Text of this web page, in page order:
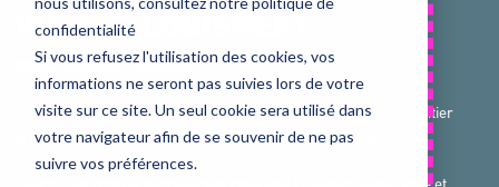
confidentialité
Si vous refusez l'utilisation des cookies, vos
informations ne seront pas suivies lors de votre
visite sur ce site. Un seul cookie sera utilisé dans
votre navigateur afin de se souvenir de ne pas
suivre vos préférences.
WE ARE LOGISNEXT
NOUS SOMMES LOGISNEXT
Un acteur mondial de référence des solutions logistiques, héritier
d’un savoir-faire d’ingénierie riche de plus d’un siècle.
Grâce à un réseau international couvrant l’Europe, l'Amérique et